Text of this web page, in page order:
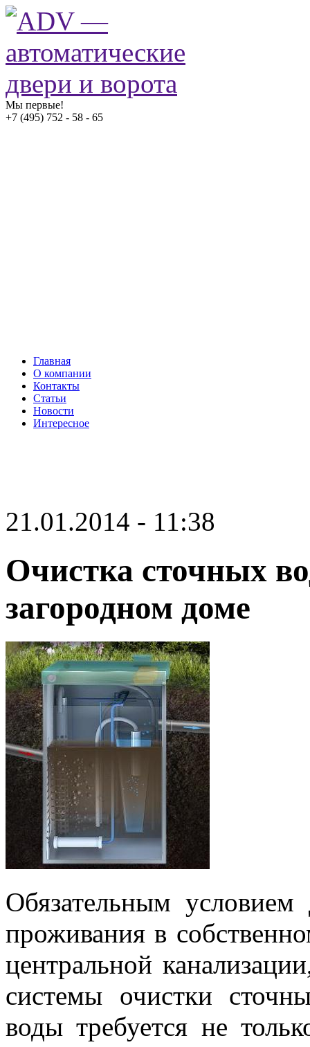
Мы первые!
+7 (495) 752 - 58 - 65
Главная
О компании
Контакты
Статьи
Новости
Интересное
21.01.2014 - 11:38
Очистка сточных
загородном доме
Обязательным
проживания в
центральной
системы очистки
воды требуется не